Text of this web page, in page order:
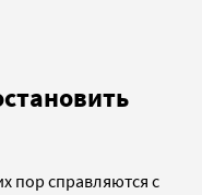
пор справляются с